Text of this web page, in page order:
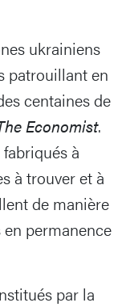
ukrainiens
patrouillant en
centaines de
Economist.
à
à trouver et à
de manière
permanence
par la